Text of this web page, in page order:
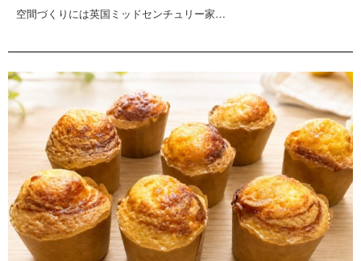
空間づくりには英国ミッドセンチュリー家…